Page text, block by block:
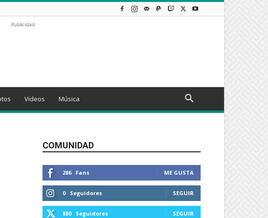
Publicidad
Videos Música
COMUNIDAD
286 Fans ME GUSTA
0 Seguidores SEGUIR
880 Seguidores SEGUIR